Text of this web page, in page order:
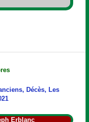
,Décès,Les
Erblanc